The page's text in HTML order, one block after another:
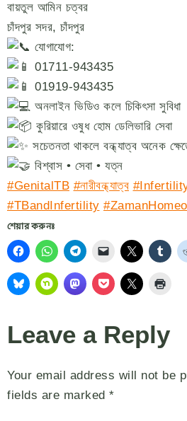
বায়তুল আমিন চত্বর
চাঁদপুর সদর, চাঁদপুর
যোগাযোগ:
01711-943435
01919-943435
অনলাইন ভিডিও কলে চিকিৎসা সুবিধা
কুরিয়ারে ওষুধ হোম ডেলিভারি সেবা
সচেতনতা থাকলে বন্ধ্যাত্ব অনেক
বিশ্বাস • সেবা • যত্ন
#GenitalTB #নারীবন্ধ্যাত্ব
#TBandInfertility
শেয়ার করুনঃ
Leave a Reply
Your email address will not be
fields are marked *